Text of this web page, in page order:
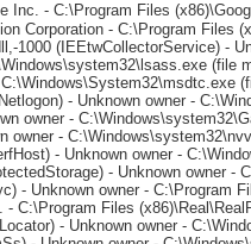
Inc. - C:\Program Files
Corporation - C:\Program Files
1000 (IEEtwCollectorService) -
(file
- Unknown owner -
owner -
owner -
- Unknown owner -
- Unknown owner -
- Unknown owner - C:\Program
C:\Program Files
- Unknown owner -